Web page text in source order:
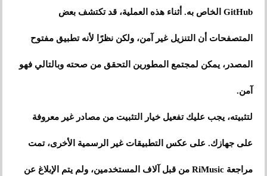
GitHub الخاص به. أثناء هذه العملية، قد تكتشف بعض
المتصفحات أن التنزيل غير آمن، ولكن نظرًا لأنه تطبيق مفتوح
المصدر، يمكن لمجتمع المطورين التحقق من صحته وبالتالي فهو
آمن.
لتثبيته، يجب عليك تفعيل خيار التثبيت من مصادر غير معروفة
على جهازك. على عكس التطبيقات غير الرسمية الأخرى، تمت
مراجعة RiMusic من قبل آلاف المستخدمين، ولم يتم الإبلاغ عن